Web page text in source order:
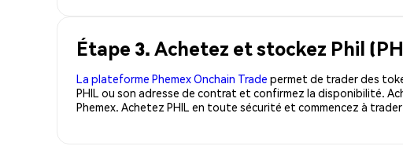
Étape 3. Achetez et stockez Phil
La plateforme Phemex Onchain Trade permet de trader des
PHIL ou son adresse de contrat et confirmez la disponibilité.
Phemex. Achetez PHIL en toute sécurité et commencez à